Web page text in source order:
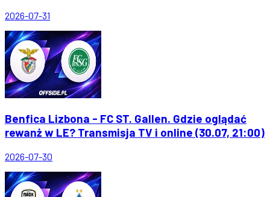
2026-07-31
Benfica Lizbona - FC ST. Gallen. Gdzie oglądać
rewanż w LE? Transmisja TV i online (30.07, 21:00)
2026-07-30